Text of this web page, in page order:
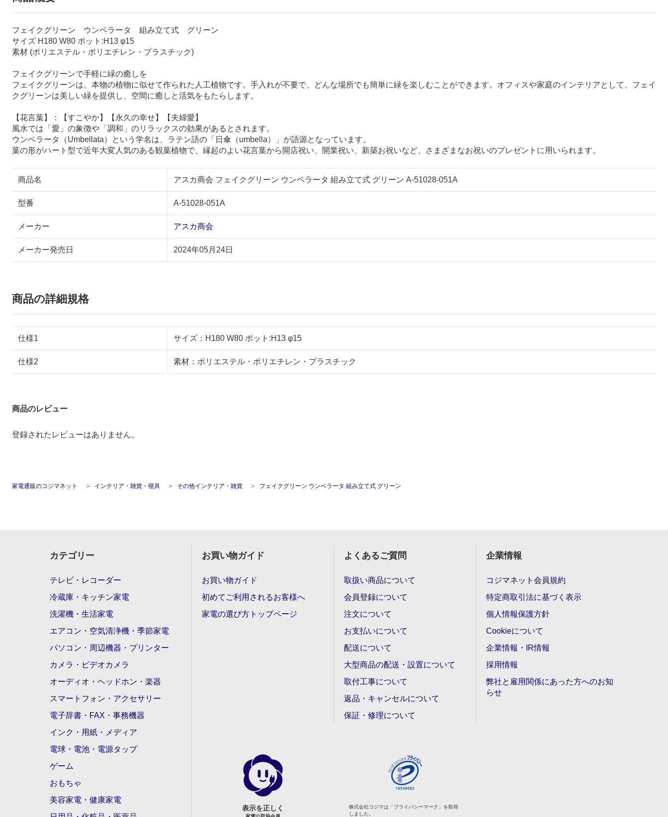
フェイクグリーン ウンベラータ 組み立て式 グリーン
サイズ H180 W80 ポット:H13 φ15
素材 (ポリエステル・ポリエチレン・プラスチック)
フェイクグリーンで手軽に緑の癒しを
フェイクグリーンは、本物の植物に似せて作られた人工植物です。手入れが不要で、どんな場所でも簡単に緑を楽しむことができます。オフィスや家庭のインテリアとして、フェイ
クグリーンは美しい緑を提供し、空間に癒しと活気をもたらします。
【花言葉】：【すこやか】【永久の幸せ】【夫婦愛】
風水では「愛」の象徴や「調和」のリラックスの効果があるとされます。
ウンベラータ（Umbellata）という学名は、ラテン語の「日傘（umbella）」が語源となっています。
葉の形がハート型で近年大変人気のある観葉植物で、縁起のよい花言葉から開店祝い、開業祝い、新築お祝いなど、さまざまなお祝いのプレゼントに用いられます。
商品名 アスカ商会 フェイクグリーン ウンベラータ 組み立て式 グリーン A-51028-051A
型番 A-51028-051A
メーカー アスカ商会
メーカー発売日 2024年05月24日
商品の詳細規格
仕様1 サイズ：H180 W80 ポット:H13 φ15
仕様2 素材：ポリエステル・ポリエチレン・プラスチック
商品のレビュー
登録されたレビューはありません。
家電通販のコジマネット インテリア・雑貨・寝具 その他インテリア・雑貨 フェイクグリーン ウンベラータ 組み立て式 グリーン
カテゴリー
テレビ・レコーダー
冷蔵庫・キッチン家電
洗濯機・生活家電
エアコン・空気清浄機・季節家電
パソコン・周辺機器・プリンター
カメラ・ビデオカメラ
オーディオ・ヘッドホン・楽器
スマートフォン・アクセサリー
電子辞書・FAX・事務機器
インク・用紙・メディア
電球・電池・電源タップ
ゲーム
おもちゃ
美容家電・健康家電
お買い物ガイド
お買い物ガイド
初めてご利用されるお客様へ
家電の選び方トップページ
よくあるご質問
取扱い商品について
会員登録について
注文について
お支払いについて
配送について
大型商品の配送・設置について
取付工事について
返品・キャンセルについて
保証・修理について
企業情報
コジマネット会員規約
特定商取引法に基づく表示
個人情報保護方針
Cookieについて
企業情報・IR情報
採用情報
弊社と雇用関係にあった方へのお知
らせ
表示を正しく
株式会社コジマは「プライバシーマーク」を取得
しました。